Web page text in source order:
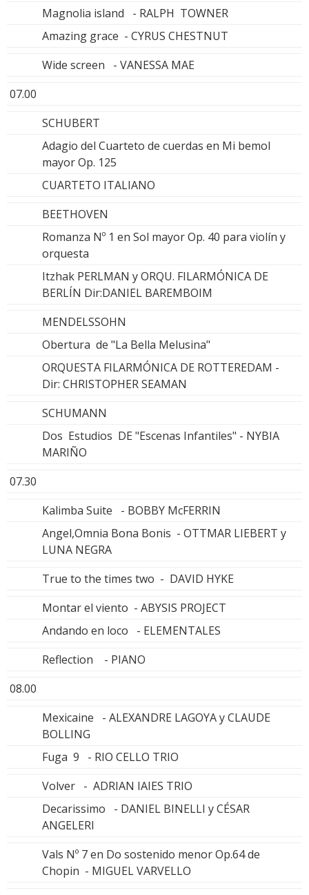
Magnolia island - RALPH TOWNER
Amazing grace - CYRUS CHESTNUT
Wide screen - VANESSA MAE
07.00
SCHUBERT
Adagio del Cuarteto de cuerdas en Mi bemol
mayor Op. 125
CUARTETO ITALIANO
BEETHOVEN
Romanza Nº 1 en Sol mayor Op. 40 para violín y
orquesta
Itzhak PERLMAN y ORQU. FILARMÓNICA DE
BERLÍN Dir:DANIEL BAREMBOIM
MENDELSSOHN
Obertura de "La Bella Melusina"
ORQUESTA FILARMÓNICA DE ROTTEREDAM -
Dir: CHRISTOPHER SEAMAN
SCHUMANN
Dos Estudios DE "Escenas Infantiles" - NYBIA
MARIÑO
07.30
Kalimba Suite - BOBBY McFERRIN
Angel,Omnia Bona Bonis - OTTMAR LIEBERT y
LUNA NEGRA
True to the times two - DAVID HYKE
Montar el viento - ABYSIS PROJECT
Andando en loco - ELEMENTALES
Reflection - PIANO
08.00
Mexicaine - ALEXANDRE LAGOYA y CLAUDE
BOLLING
Fuga 9 - RIO CELLO TRIO
Volver - ADRIAN IAIES TRIO
Decarissimo - DANIEL BINELLI y CÉSAR
ANGELERI
Vals Nº 7 en Do sostenido menor Op.64 de
Chopin - MIGUEL VARVELLO